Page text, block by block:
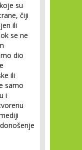
su
čiji
ili
se ne
dio
ili
samo
i